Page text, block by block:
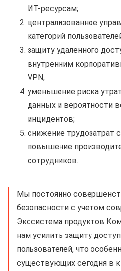
ИТ-ресурсам;
централизованное
категорий
защиту удаленного
внутренним
VPN;
уменьшение риска
данных и вероятности
инцидентов;
снижение трудозатрат
повышение
сотрудников.
Мы постоянно
безопасности с учетом
Экосистема продуктов
нам усилить защиту
пользователей, что
существующих сегодня в